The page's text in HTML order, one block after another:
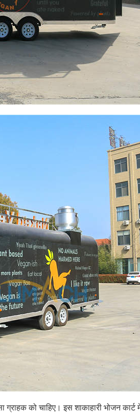
को चाहिए। इस शाकाहारी भोजन